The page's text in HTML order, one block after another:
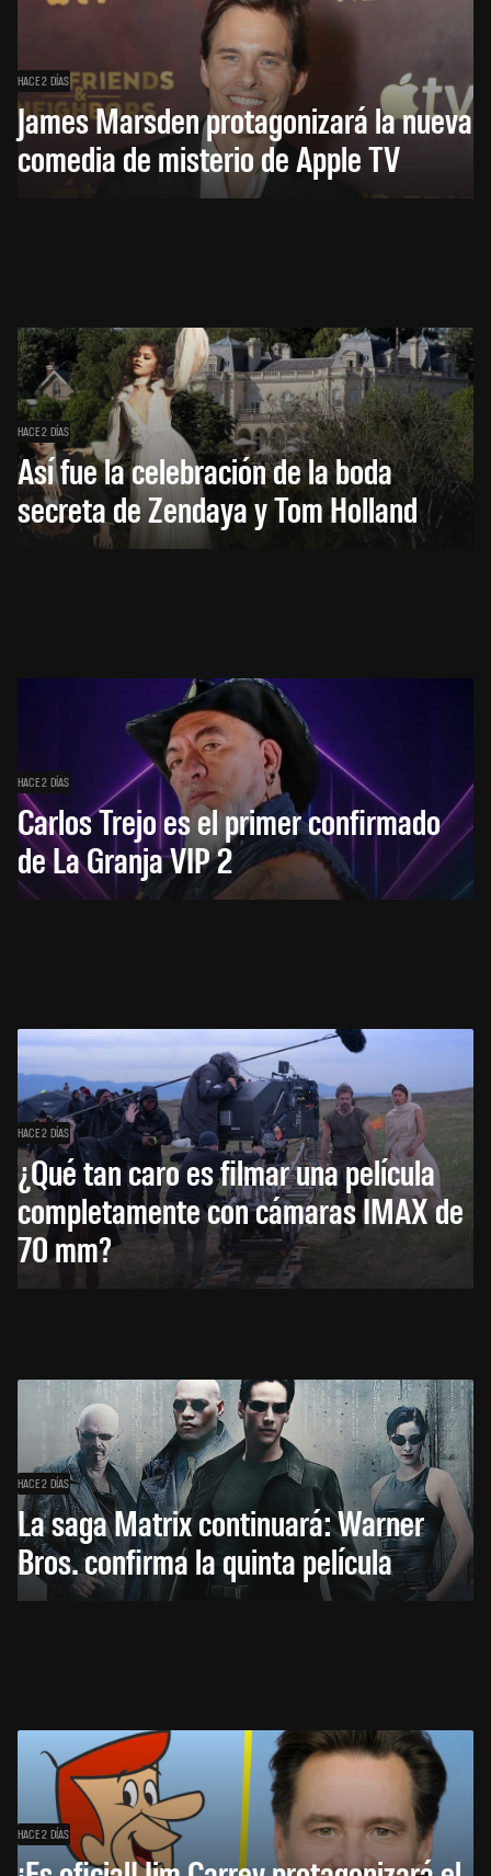
HACE 2 DÍAS
James Marsden protagonizará la nueva
comedia de misterio de Apple TV
HACE 2 DÍAS
Así fue la celebración de la boda
secreta de Zendaya y Tom Holland
HACE 2 DÍAS
Carlos Trejo es el primer confirmado
de La Granja VIP 2
HACE 2 DÍAS
¿Qué tan caro es filmar una película
completamente con cámaras IMAX de
70 mm?
HACE 2 DÍAS
La saga Matrix continuará: Warner
Bros. confirma la quinta película
HACE 2 DÍAS